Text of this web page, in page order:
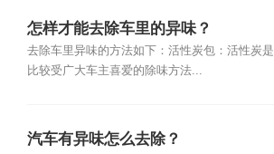
怎样才能去除车里的异味？
去除车里异味的方法如下：活性炭包：活性炭是
比较受广大车主喜爱的除味方法...
汽车有异味怎么去除？